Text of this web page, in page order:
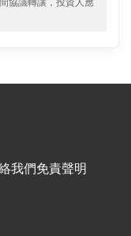
協議轉讓，投資人應
我們免責聲明